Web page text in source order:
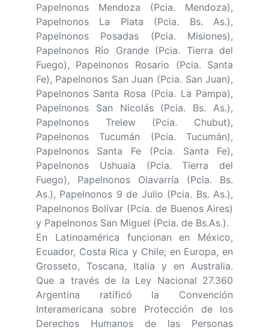
Papelnonos Mendoza (Pcia. Mendoza),
Papelnonos La Plata (Pcia. Bs. As.),
Papelnonos Posadas (Pcia. Misiones),
Papelnonos Río Grande (Pcia. Tierra del
Fuego), Papelnonos Rosario (Pcia. Santa
Fe), Papelnonos San Juan (Pcia. San Juan),
Papelnonos Santa Rosa (Pcia. La Pampa),
Papelnonos San Nicolás (Pcia. Bs. As.),
Papelnonos Trelew (Pcia. Chubut),
Papelnonos Tucumán (Pcia. Tucumán),
Papelnonos Santa Fe (Pcia. Santa Fe),
Papelnonos Ushuaia (Pcia. Tierra del
Fuego), Papelnonos Olavarría (Pcia. Bs.
As.), Papelnonos 9 de Julio (Pcia. Bs. As.),
Papelnonos Bolívar (Pcia. de Buenos Aires)
y Papelnonos San Miguel (Pcia. de Bs.As.).
En Latinoamérica funcionan en México,
Ecuador, Costa Rica y Chile; en Europa, en
Grosseto, Toscana, Italia y en Australia.
Que a través de la Ley Nacional 27.360
Argentina ratificó la Convención
Interamericana sobre Protección de los
Derechos Humanos de las Personas